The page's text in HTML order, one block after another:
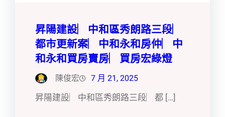
昇陽建設︳中和區秀朗路三段︳
都市更新案︳中和永和房仲︳中
和永和買房賣房︳買房宏綠燈
陳俊宏 7 月 21, 2025
昇陽建設︳中和區秀朗路三段︳都 […]